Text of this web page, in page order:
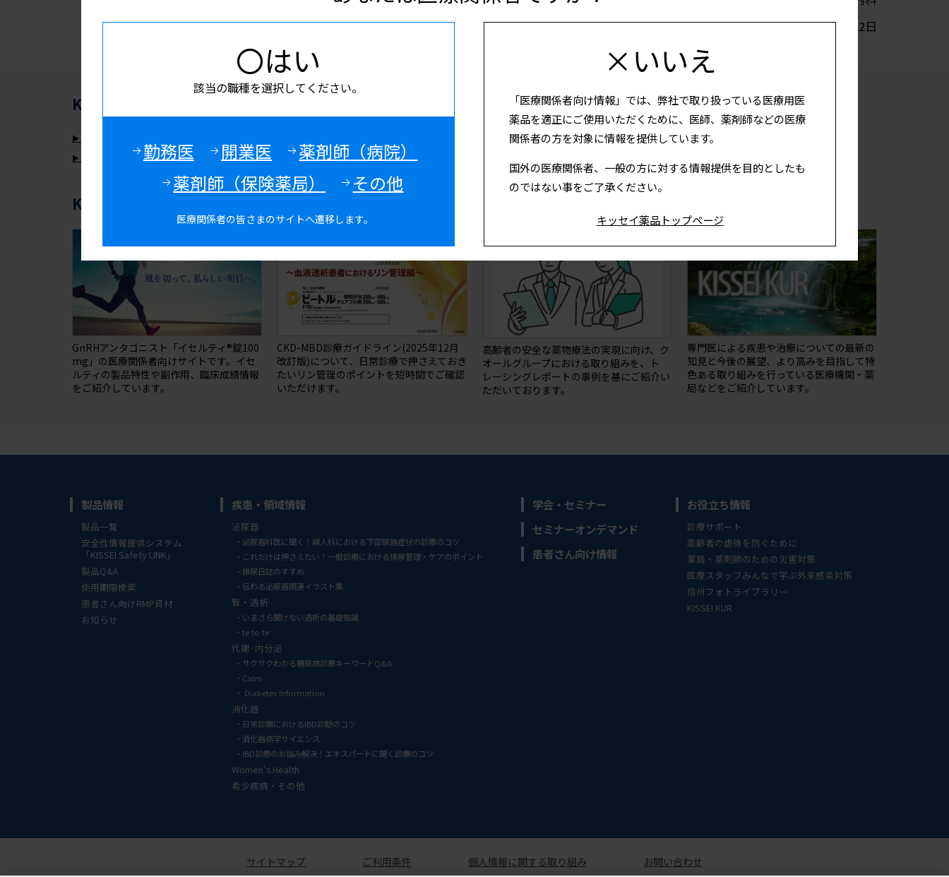
2025年04月22日
KISSEI Medical Navi
レクタブルの製品情報ページはこちら
KISSEI Medical Navi
GnRHアンタゴニスト「イセルティ®錠100
mg」の医療関係者向けサイトです。イセ
ルティの製品特性や副作用、臨床成績情報
をご紹介しています。
CKD-MBD診療ガイドライン(2025年12月
改訂版)について、日常診療で押さえておき
たいリン管理のポイントを短時間でご確認
いただけます。
高齢者の安全な薬物療法の実現に向け、ク
オールグループにおける取り組みを、ト
レーシングレポートの事例を基にご紹介い
ただいております。
専門医による疾患や治療についての最新の
知⾒と今後の展望、より⾼みを目指して特
⾊ある取り組みを⾏っている医療機関・薬
局などをご紹介しています。
製品情報
製品一覧
安全性情報提供システム
「KISSEI Safety LINK」
製品Q&A
使用期限検索
患者さん向けRMP資材
お知らせ
疾患・領域情報
泌尿器
泌尿器科医に聞く！婦人科における下部尿路症状の診療のコツ
これだけは押さえたい！一般診療における排尿管理・ケアのポイント
排尿日誌のすすめ
伝わる泌尿器関連イラスト集
腎・透析
いまさら聞けない透析の基礎知識
te to te
代謝·内分泌
サクサクわかる糖尿病診療キーワードQ&A
Calm
Diabetes Information
消化器
日常診療におけるIBD診断のコツ
消化器病学サイエンス
IBD診療のお悩み解決！エキスパートに聞く診療のコツ
Women's Health
希少疾病・その他
学会・セミナー
セミナーオンデマンド
患者さん向け情報
お役立ち情報
診療サポート
高齢者の虐待を防ぐために
薬局・薬剤師のための災害対策
医療スタッフみんなで学ぶ外来感染対策
信州フォトライブラリー
KISSEI KUR
サイトマップ ご利用条件 個人情報に関する取り組み お問い合わせ
〇はい
該当の職種を選択してください。
勤務医 開業医
薬剤師（病院）
薬剤師（保険薬局）
その他
医療関係者の皆さまのサイトへ遷移します。
×いいえ
「医療関係者向け情報」では、弊社で取り扱っている医療用医
薬品を適正にご使用いただくために、医師、薬剤師などの医療
関係者の方を対象に情報を提供しています。
国外の医療関係者、一般の方に対する情報提供を目的としたも
のではない事をご了承ください。
キッセイ薬品トップページ